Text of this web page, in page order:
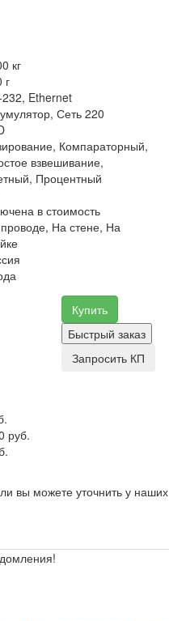
кг
г
232, Ethernet
Сеть 220
Компараторный,
взвешивание,
Процентный
в стоимость
На стене, На
Купить
Быстрый заказ
Запросить КП
руб.
вы можете уточнить у наших